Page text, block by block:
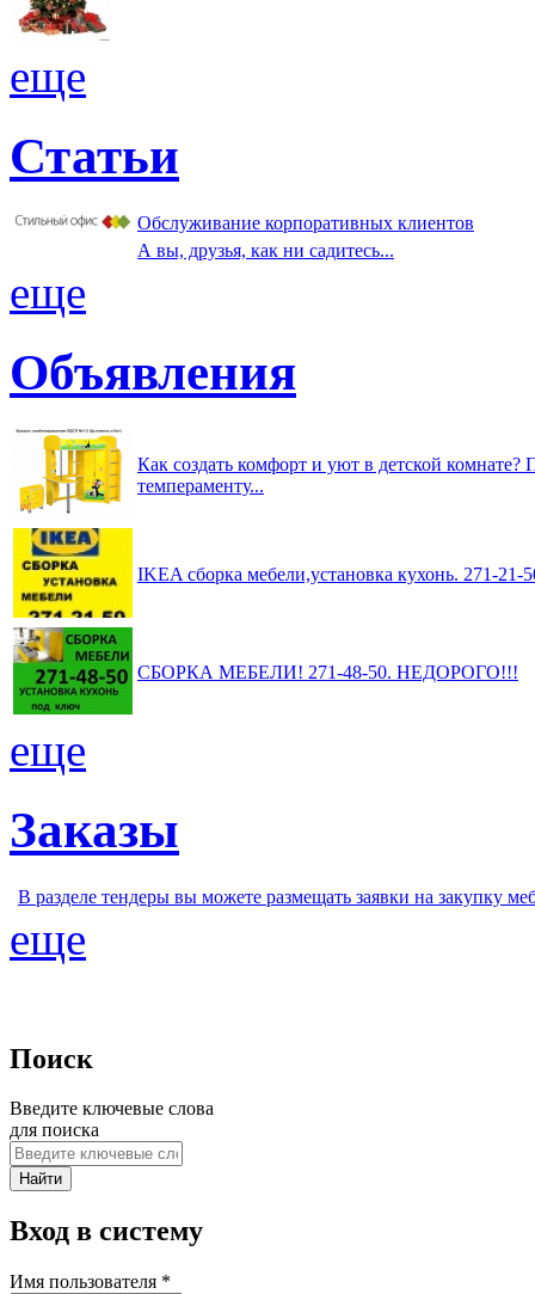
еще
Статьи
Обслуживание корпоративных клиентов
А вы, друзья, как ни садитесь...
еще
Объявления
Как создать комфорт и уют в детской комнате?
темпераменту...
IKEA сборка мебели,установка кухонь. 271-
СБОРКА МЕБЕЛИ! 271-48-50. НЕДОРОГО!!!
еще
Заказы
В разделе тендеры вы можете размещать заявки на закупку
еще
Поиск
Введите ключевые слова
для поиска
Вход в систему
Имя пользователя *